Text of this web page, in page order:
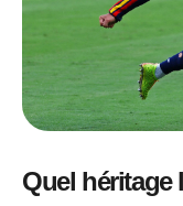
Quel héritage